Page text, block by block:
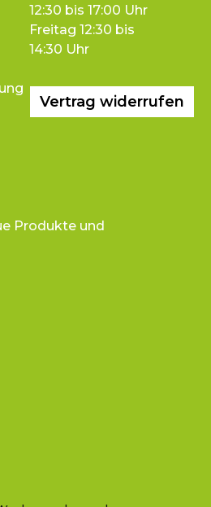
12:30 bis 17:00 Uhr
Freitag 12:30 bis
14:30 Uhr
Vertrag widerrufen
Produkte und